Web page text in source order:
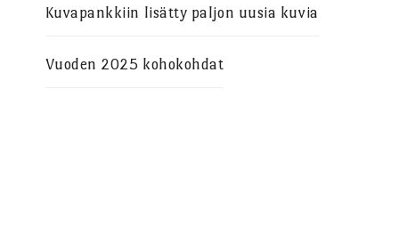
Kuvapankkiin lisätty paljon uusia kuvia
Vuoden 2025 kohokohdat